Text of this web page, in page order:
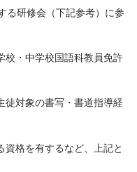
研修会（下記参考）に参
・中学校国語科教員免許
対象の書写・書道指導経
格を有するなど、上記と